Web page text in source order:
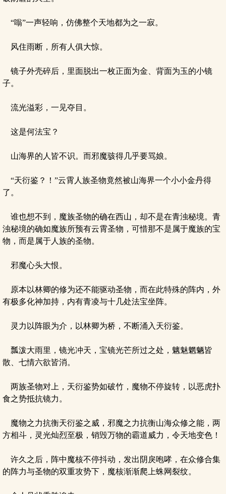
“嗡”一声轻响，仿佛整个天地都为之一寂。
风住雨断，所有人俱大惊。
镜子外壳碎后，里面脱出一枚正面为金、背面为玉的小镜
子。
流光溢彩，一见夺目。
这是何法宝？
山海界的人皆不识。而邪魔骇得几乎要骂娘。
“天衍鉴？！”云霄人族圣物竟然被山海界一个小小金丹得
了。
谁也想不到，魔族圣物的确在西山，却不是在青浊秘境。青
浊秘境的确如魔族所预有云霄圣物，可惜那不是属于魔族的宝
物，而是属于人族的圣物。
邪魔心头大恨。
原本以林卿的修为还不能驱动圣物，而在此特殊的阵内，外
有极多化神加持，内有青凌与十几处法宝坐阵。
灵力以阵眼为介，以林卿为桥，不断涌入天衍鉴。
瓢泼大雨里，镜光冲天，宝镜光芒所过之处，魑魅魍魉皆
散、七情六欲皆消。
两族圣物对上，天衍鉴势如破竹，魔物不停旋转，以恶虎扑
食之势抵抗镜力。
魔物之力抗衡天衍鉴之威，邪魔之力抗衡山海众修之能，两
方相斗，灵光灿烈至极，销毁万物的霸道威力，令天地变色！
许久之后，阵中魔核不停抖动，发出阴戾咆哮，在众修合集
的阵力与圣物的双重攻势下，魔核渐渐爬上蛛网裂纹。